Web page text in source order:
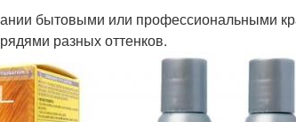
бытовыми или профессиональными
разных оттенков.